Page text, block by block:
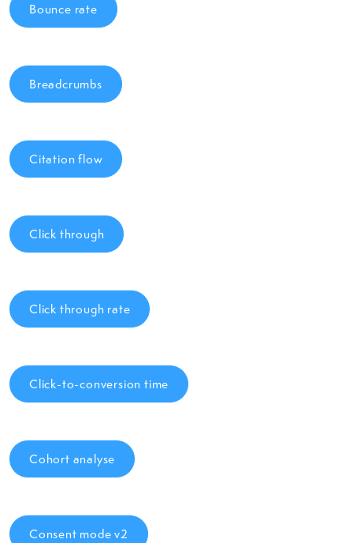
Bounce rate
Breadcrumbs
Citation flow
Click through
Click through rate
Click-to-conversion time
Cohort analyse
Consent mode v2